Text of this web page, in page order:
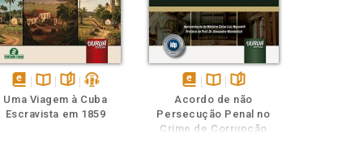
disponível
em
Disponível
na
páginaspodcast
Uma Viagem à Cuba
Escravista em 1859
disponível
em
eBook
Disponível
na
B.V.
páginas
Acordo de não
Persecução Penal no
Crime de Corrupção